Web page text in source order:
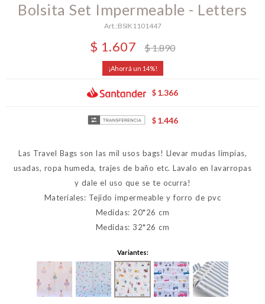
Bolsita Set Impermeable - Letters
BSIK1101447
$ 1.607 $1.890
14
$ 1.366
$ 1.446
Las Travel Bags son las mil usos bags! Llevar mudas limpias,
usadas, ropa humeda, trajes de baño etc. Lavalo en lavarropas
y dale el uso que se te ocurra!
Materiales: Tejido impermeable y forro de pvc
Medidas: 20*26 cm
Medidas: 32*26 cm
Variantes: